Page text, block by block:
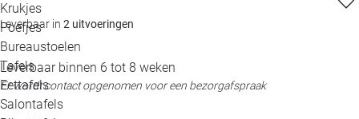
Krukjes
Poefjes
Bureaustoelen
Tafels
Eettafels
Salontafels
Leverbaar in 2 uitvoeringen
Leverbaar binnen 6 tot 8 weken
Er wordt contact opgenomen voor een bezorgafspraak